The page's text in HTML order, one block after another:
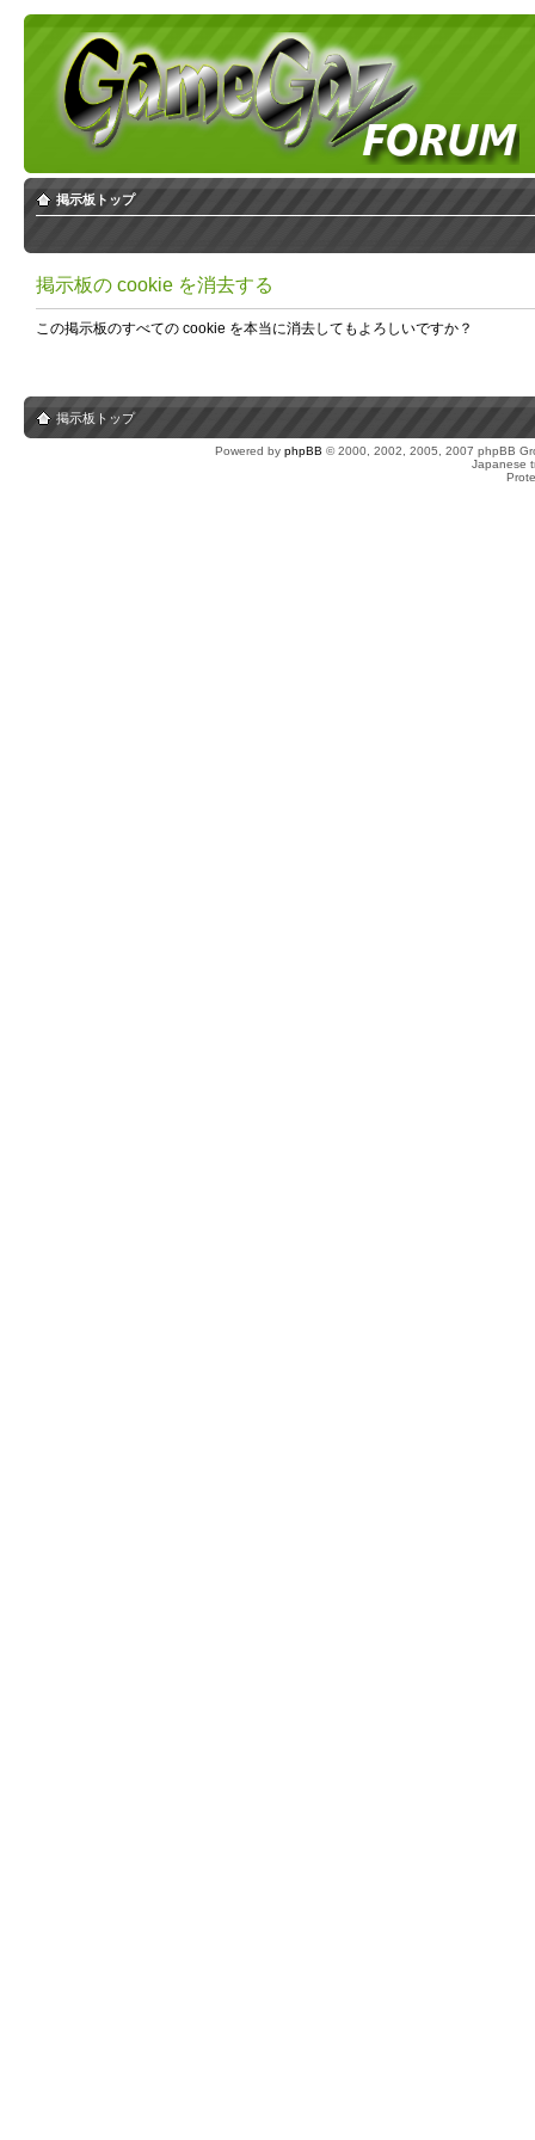
掲示板トップ
掲示板の cookie を消去する
この掲示板のすべての cookie を本当に消去してもよろしいですか？
掲示板トップ
Powered by phpBB © 2000, 2002, 2005, 2007 phpBB
Japanese